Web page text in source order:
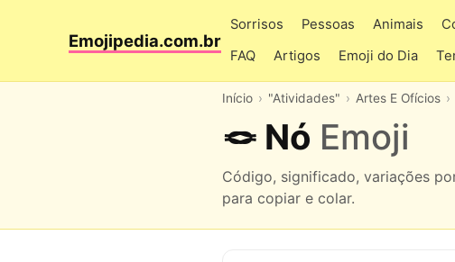
Emojipedia.com.br
Sorrisos Pessoas Animais
FAQ
Artigos Emoji do Dia
Início "Atividades" Artes E Ofícios
🪢 Nó Emoji
Código, significado, variações
para copiar e colar.